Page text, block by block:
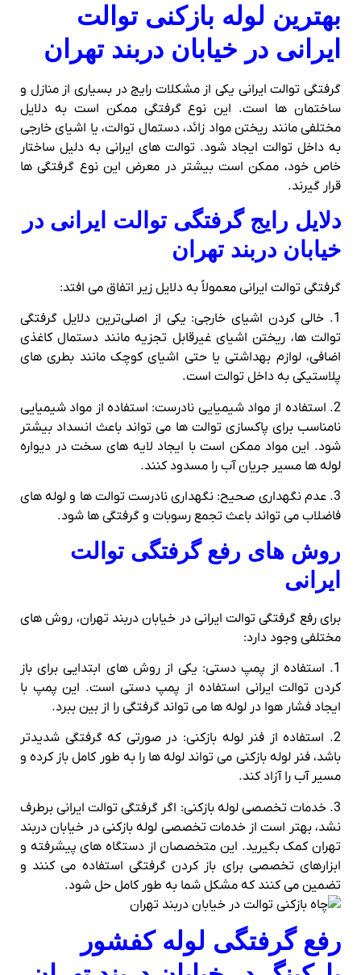
بهترین لوله بازکنی توالت
ایرانی در خیابان دربند تهران
گرفتگی توالت ایرانی یکی از مشکلات رایج در بسیاری از منازل و
ساختمان‌ ها است. این نوع گرفتگی ممکن است به دلایل
مختلفی مانند ریختن مواد زائد، دستمال توالت، یا اشیای خارجی
به داخل توالت ایجاد شود. توالت‌ های ایرانی به دلیل ساختار
خاص خود، ممکن است بیشتر در معرض این نوع گرفتگی‌ ها
قرار گیرند.
دلایل رایج گرفتگی توالت ایرانی در
خیابان دربند تهران
گرفتگی توالت ایرانی معمولاً به دلایل زیر اتفاق می‌ افتد:
1. خالی کردن اشیای خارجی: یکی از اصلی‌ترین دلایل گرفتگی
توالت‌ ها، ریختن اشیای غیرقابل تجزیه مانند دستمال کاغذی
اضافی، لوازم بهداشتی یا حتی اشیای کوچک مانند بطری‌ های
پلاستیکی به داخل توالت است.
2. استفاده از مواد شیمیایی نادرست: استفاده از مواد شیمیایی
نامناسب برای پاکسازی توالت‌ ها می‌ تواند باعث انسداد بیشتر
شود. این مواد ممکن است با ایجاد لایه‌ های سخت در دیواره
لوله‌ ها مسیر جریان آب را مسدود کنند.
3. عدم نگهداری صحیح: نگهداری نادرست توالت‌ ها و لوله‌ های
فاضلاب می‌ تواند باعث تجمع رسوبات و گرفتگی‌ ها شود.
روش‌ های رفع گرفتگی توالت
ایرانی
برای رفع گرفتگی توالت ایرانی در خیابان دربند تهران، روش‌ های
مختلفی وجود دارد:
1. استفاده از پمپ دستی: یکی از روش‌ های ابتدایی برای باز
کردن توالت ایرانی استفاده از پمپ دستی است. این پمپ با
ایجاد فشار هوا در لوله‌ ها می‌ تواند گرفتگی را از بین ببرد.
2. استفاده از فنر لوله بازکنی: در صورتی که گرفتگی شدیدتر
باشد، فنر لوله بازکنی می‌ تواند لوله‌ ها را به‌ طور کامل باز کرده و
مسیر آب را آزاد کند.
3. خدمات تخصصی لوله بازکنی: اگر گرفتگی توالت ایرانی برطرف
نشد، بهتر است از خدمات تخصصی لوله بازکنی در خیابان دربند
تهران کمک بگیرید. این متخصصان از دستگاه‌ های پیشرفته و
ابزارهای تخصصی برای باز کردن گرفتگی استفاده می‌ کنند و
تضمین می‌ کنند که مشکل شما به‌ طور کامل حل شود.
رفع گرفتگی لوله کفشور